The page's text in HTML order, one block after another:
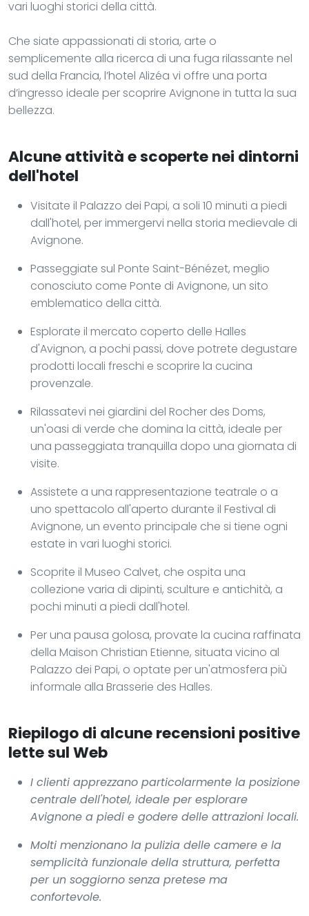
vari luoghi storici della città.
Che siate appassionati di storia, arte o
semplicemente alla ricerca di una fuga rilassante nel
sud della Francia, l’hotel Alizéa vi offre una porta
d’ingresso ideale per scoprire Avignone in tutta la sua
bellezza.
Alcune attività e scoperte nei dintorni
dell'hotel
Visitate il Palazzo dei Papi, a soli 10 minuti a piedi
dall'hotel, per immergervi nella storia medievale di
Avignone.
Passeggiate sul Ponte Saint-Bénézet, meglio
conosciuto come Ponte di Avignone, un sito
emblematico della città.
Esplorate il mercato coperto delle Halles
d'Avignon, a pochi passi, dove potrete degustare
prodotti locali freschi e scoprire la cucina
provenzale.
Rilassatevi nei giardini del Rocher des Doms,
un'oasi di verde che domina la città, ideale per
una passeggiata tranquilla dopo una giornata di
visite.
Assistete a una rappresentazione teatrale o a
uno spettacolo all'aperto durante il Festival di
Avignone, un evento principale che si tiene ogni
estate in vari luoghi storici.
Scoprite il Museo Calvet, che ospita una
collezione varia di dipinti, sculture e antichità, a
pochi minuti a piedi dall'hotel.
Per una pausa golosa, provate la cucina raffinata
della Maison Christian Etienne, situata vicino al
Palazzo dei Papi, o optate per un'atmosfera più
informale alla Brasserie des Halles.
Riepilogo di alcune recensioni positive
lette sul Web
I clienti apprezzano particolarmente la posizione
centrale dell'hotel, ideale per esplorare
Avignone a piedi e godere delle attrazioni locali.
Molti menzionano la pulizia delle camere e la
semplicità funzionale della struttura, perfetta
per un soggiorno senza pretese ma
confortevole.